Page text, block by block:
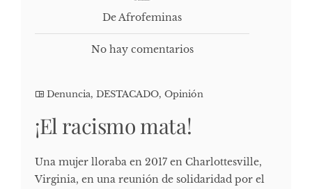
De Afrofeminas
No hay comentarios
Denuncia, DESTACADO, Opinión
¡El racismo mata!
Una mujer lloraba en 2017 en Charlottesville,
Virginia, en una reunión de solidaridad por el